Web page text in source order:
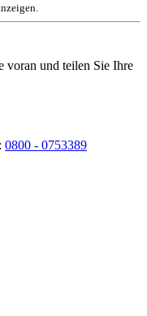
voran und teilen Sie Ihre
0800 - 0753389